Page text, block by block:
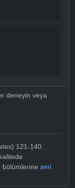
deneyin veya
121-140.
bölümlerine seri